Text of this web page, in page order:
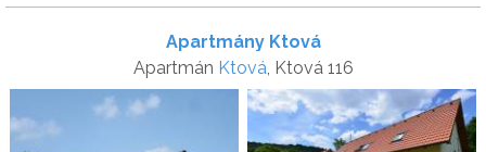
Apartmány Ktová
Apartmán Ktová, Ktová 116